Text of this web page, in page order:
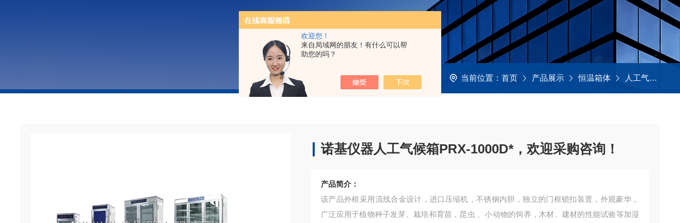
欢迎您！
来自局域网的朋友！有什么可以帮
助您的吗？
当前位置： 首页 产品展示 恒温箱体 人工气候箱
诺基仪器人工气候箱PRX-1000D*，欢迎采购咨询！
产品简介：
该产品外框采用流线合金设计，进口压缩机，不锈钢内胆，独立的门框锁扣装置，外观豪华，
广泛应用于植物种子发芽、栽培和育苗，昆虫 、小动物的饲养，木材、建材的性能试验等加湿